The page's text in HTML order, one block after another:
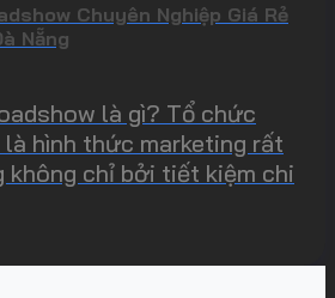
Chuyên Nghiệp Giá Rẻ
Nẵng
là gì? Tổ chức
hình thức marketing rất
không chỉ bởi tiết kiệm chi